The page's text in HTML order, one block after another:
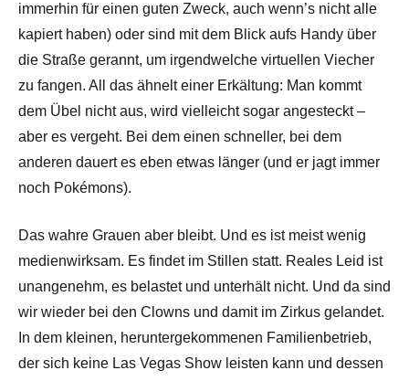
immerhin für einen guten Zweck, auch wenn’s nicht alle
kapiert haben) oder sind mit dem Blick aufs Handy über
die Straße gerannt, um irgendwelche virtuellen Viecher
zu fangen. All das ähnelt einer Erkältung: Man kommt
dem Übel nicht aus, wird vielleicht sogar angesteckt –
aber es vergeht. Bei dem einen schneller, bei dem
anderen dauert es eben etwas länger (und er jagt immer
noch Pokémons).
Das wahre Grauen aber bleibt. Und es ist meist wenig
medienwirksam. Es findet im Stillen statt. Reales Leid ist
unangenehm, es belastet und unterhält nicht. Und da sind
wir wieder bei den Clowns und damit im Zirkus gelandet.
In dem kleinen, heruntergekommenen Familienbetrieb,
der sich keine Las Vegas Show leisten kann und dessen